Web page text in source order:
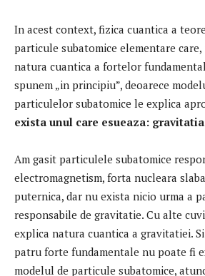
In acest context, fizica cuantica a
particule subatomice elementare
natura cuantica a fortelor
spunem „in principiu”, deoarece
particulelor subatomice le explica
exista unul care esueaza: gravitatia
Am gasit particulele subatomice
electromagnetism, forta nucleara
puternica, dar nu exista nicio urma a
responsabile de gravitatie. Cu alte
explica natura cuantica a gravitatiei.
patru forte fundamentale nu poate fi
modelul de particule subatomice,